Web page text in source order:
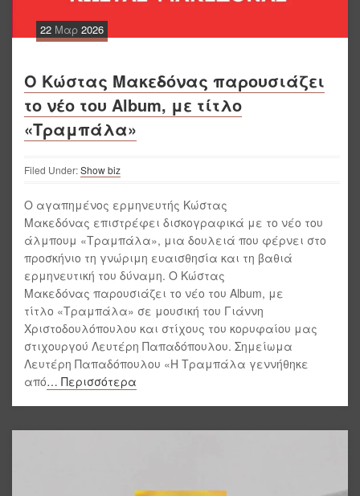
22 Μαρ 2026
Ο Κώστας Μακεδόνας παρουσιάζει
το νέο του Album, με τίτλο
«Τραμπάλα»
Filed Under:Show biz
Ο αγαπημένος ερμηνευτής Κώστας
Μακεδόνας επιστρέφει δισκογραφικά με το νέο του
άλμπουμ «Τραμπάλα», μια δουλειά που φέρνει στο
προσκήνιο τη γνώριμη ευαισθησία και τη βαθιά
ερμηνευτική του δύναμη. Ο Κώστας
Μακεδόνας παρουσιάζει το νέο του Album, με
τίτλο «Τραμπάλα» σε μουσική του Γιάννη
Χριστοδουλόπουλου και στίχους του κορυφαίου μας
στιχουργού Λευτέρη Παπαδόπουλου. Σημείωμα
Λευτέρη Παπαδόπουλου «Η Τραμπάλα γεννήθηκε
από… Περισσότερα